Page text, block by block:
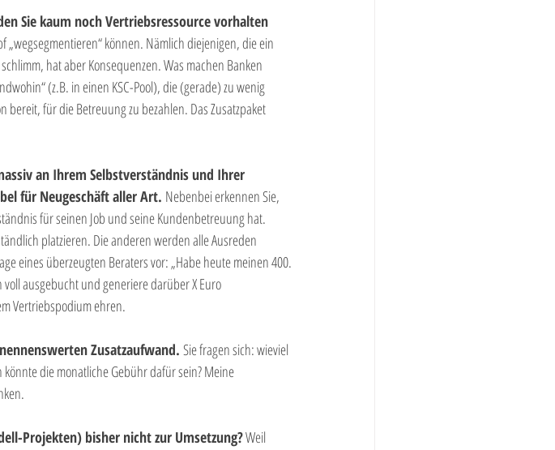
Sie kaum noch Vertriebsressource vorhalten
„wegsegmentieren“ können. Nämlich diejenigen, die ein
hat aber Konsequenzen. Was machen Banken
(z.B. in einen KSC-Pool), die (gerade) zu wenig
bereit, für die Betreuung zu bezahlen. Das Zusatzpaket
an Ihrem Selbstverständnis und Ihrer
für Neugeschäft aller Art. Nebenbei erkennen Sie,
für seinen Job und seine Kundenbetreuung hat.
platzieren. Die anderen werden alle Ausreden
eines überzeugten Beraters vor: „Habe heute meinen 400.
ausgebucht und generiere darüber X Euro
Vertriebspodium ehren.
Zusatzaufwand. Sie fragen sich: wieviel
die monatliche Gebühr dafür sein? Meine
Projekten) bisher nicht zur Umsetzung? Weil